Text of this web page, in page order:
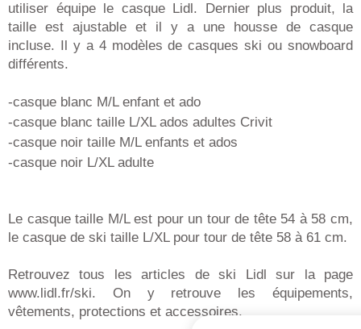
utiliser équipe le casque Lidl. Dernier plus produit, la
taille est ajustable et il y a une housse de casque
incluse. Il y a 4 modèles de casques ski ou snowboard
différents.
-casque blanc M/L enfant et ado
-casque blanc taille L/XL ados adultes Crivit
-casque noir taille M/L enfants et ados
-casque noir L/XL adulte
Le casque taille M/L est pour un tour de tête 54 à 58 cm,
le casque de ski taille L/XL pour tour de tête 58 à 61 cm.
Retrouvez tous les articles de ski Lidl sur la page
www.lidl.fr/ski. On y retrouve les équipements,
vêtements, protections et accessoires.